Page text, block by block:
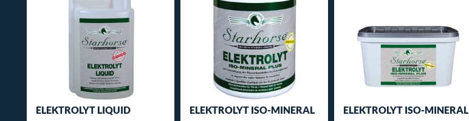
ELEKTROLYT LIQUID ELEKTROLYT ISO-MINERAL ELEKTROLYT ISO-MINERAL